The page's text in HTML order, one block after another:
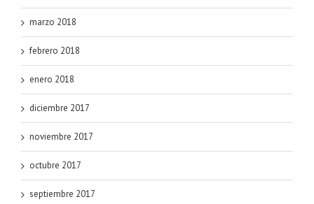
marzo 2018
febrero 2018
enero 2018
diciembre 2017
noviembre 2017
octubre 2017
septiembre 2017